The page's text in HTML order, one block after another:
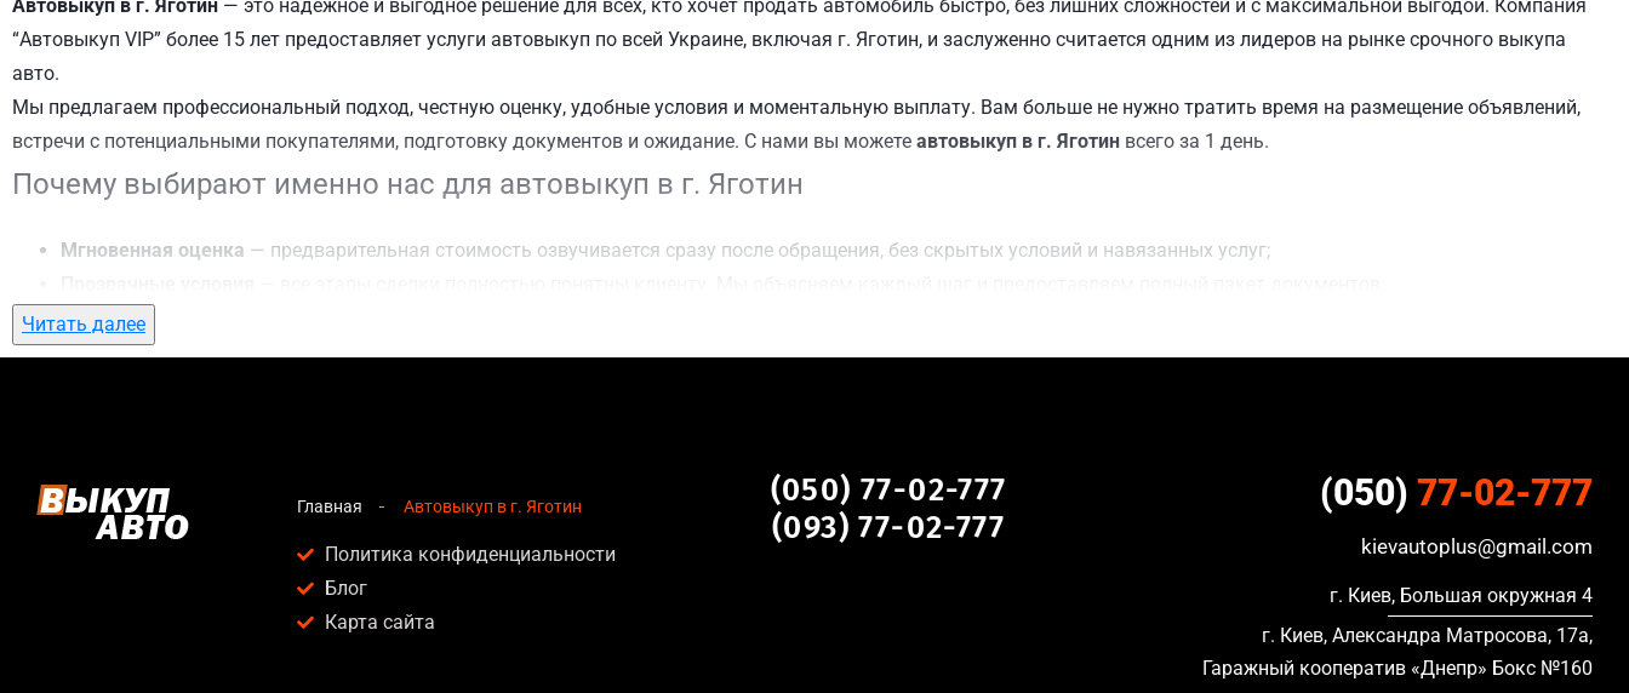
Автовыкуп в г. Яготин — это надежное и выгодное решение для всех, кто хочет продать автомобиль быстро, без лишних сложностей и с максимальной выгодой. Компания
“Автовыкуп VIP” более 15 лет предоставляет услуги автовыкуп по всей Украине, включая г. Яготин, и заслуженно считается одним из лидеров на рынке срочного выкупа
авто.
Мы предлагаем профессиональный подход, честную оценку, удобные условия и моментальную выплату. Вам больше не нужно тратить время на размещение объявлений,
встречи с потенциальными покупателями, подготовку документов и ожидание. С нами вы можете автовыкуп в г. Яготин всего за 1 день.
Почему выбирают именно нас для автовыкуп в г. Яготин
Мгновенная оценка — предварительная стоимость озвучивается сразу после обращения, без скрытых условий и навязанных услуг;
Гибкий подход
Честные цены— предлагаем до 95% от рыночной стоимости даже за авто после аварии или с пробегом;
Кому подойдет автовыкуп в г. Яготин
Услуга автовыкуп в г. Яготин актуальна для:
Владельцев автомобилей после аварии, когда восстановление экономически нецелесообразно;
Людей, которым срочно нужны деньги — мы предлагаем выплату сразу после подписания договора;
Читать далее
Главная Автовыкуп в г. Яготин
Политика конфиденциальности
Блог
Карта сайта
(050) 77-02-777
(093) 77-02-777
(050) 77-02-777
kievautoplus@gmail.com
г. Киев, Большая окружная 4
г. Киев, Александра Матросова, 17а,
Гаражный кооператив «Днепр» Бокс №160